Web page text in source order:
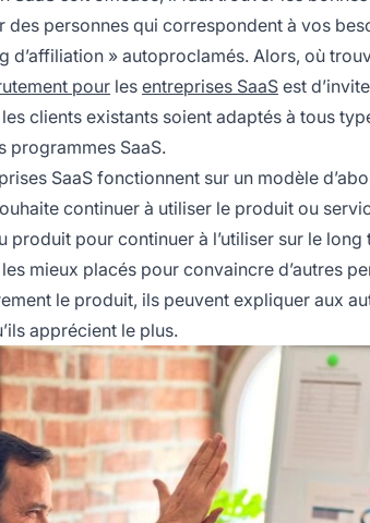
personnes qui correspondent à vos
d’affiliation » autoproclamés. Alors, où
pour les entreprises SaaS est
clients existants soient adaptés à tous
programmes SaaS.
SaaS fonctionnent sur un modèle
continuer à utiliser le produit ou
pour continuer à l’utiliser sur le
mieux placés pour convaincre d’autres
le produit, ils peuvent expliquer aux
apprécient le plus.